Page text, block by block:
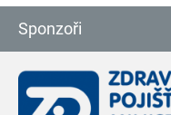
Sponzoři